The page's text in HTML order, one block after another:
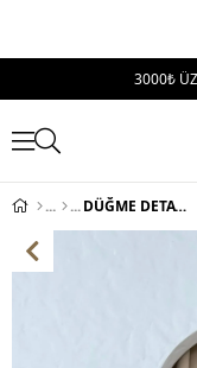
3000₺
DÜĞME DETAY SIRT DEKOLTELİ UZUN KETEN ELBİSE KAHVE